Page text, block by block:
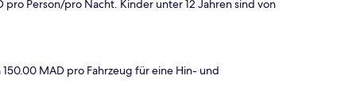
Person/pro Nacht. Kinder unter 12 Jahren sind von
MAD pro Fahrzeug für eine Hin- und